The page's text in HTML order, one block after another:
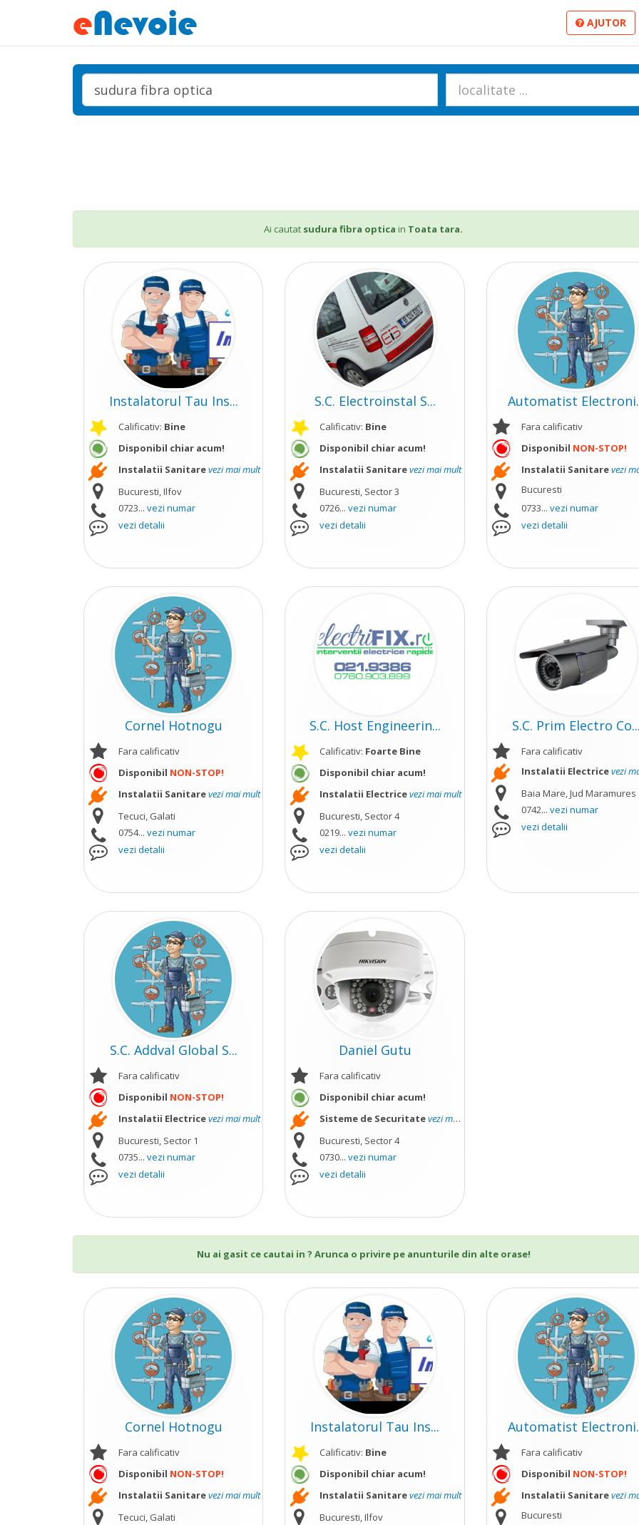
AJUTOR
Ai cautat sudura fibra opticain Toata tara.
Instalatorul Tau Ins...
Calificativ: Bine
Disponibil chiar acum!
Instalatii Sanitarevezi mai mult
Bucuresti, Ilfov
0723... vezi numar
vezi detalii
S.C. Electroinstal S...
Calificativ: Bine
Disponibil chiar acum!
Instalatii Sanitarevezi mai mult
Bucuresti, Sector 3
0726...vezi numar
vezi detalii
Automatist
Fara calificativ
Disponibil NON-STOP!
Instalatii Sanitarevezi
Bucuresti
0733... vezi numar
vezi detalii
Cornel Hotnogu
Fara calificativ
Disponibil NON-STOP!
Instalatii Sanitarevezi mai mult
Tecuci, Galati
0754... vezi numar
vezi detalii
S.C. Host Engineerin...
Calificativ: Foarte Bine
Disponibil chiar acum!
Instalatii Electricevezi mai mult
Bucuresti, Sector 4
0219...vezi numar
vezi detalii
S.C. Prim Electro Co...
Fara calificativ
Instalatii Electricevezi
Baia Mare, Jud Maramures
0742... vezi numar
vezi detalii
S.C. Addval Global S...
Fara calificativ
Disponibil NON-STOP!
Instalatii Electricevezi mai mult
Bucuresti, Sector 1
0735... vezi numar
vezi detalii
Daniel Gutu
Fara calificativ
Disponibil chiar acum!
Sisteme de Securitatevezi mai mult
Bucuresti, Sector 4
0730...vezi numar
vezi detalii
Nu ai gasit ce cautai in ? Arunca o privire pe anunturile din alte orase!
Cornel Hotnogu
Fara calificativ
Disponibil NON-STOP!
Instalatii Sanitarevezi mai mult
Tecuci, Galati
Instalatorul Tau Ins...
Calificativ: Bine
Disponibil chiar acum!
Instalatii Sanitarevezi mai mult
Bucuresti, Ilfov
Automatist
Fara calificativ
Disponibil NON-STOP!
Instalatii Sanitarevezi
Bucuresti